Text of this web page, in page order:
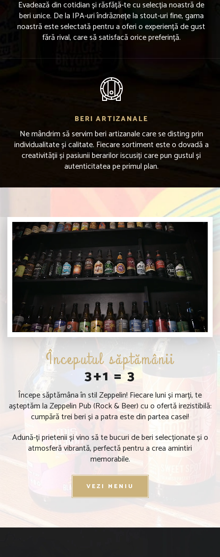
Evadează din cotidian și răsfăță-te cu selecția noastră de
beri unice. De la IPA-uri îndrăznețe la stout-uri fine, gama
noastră este selectată pentru a oferi o experiență de gust
fără rival, care să satisfacă orice preferință.
BERI ARTIZANALE
Ne mândrim să servim beri artizanale care se disting prin
individualitate și calitate. Fiecare sortiment este o dovadă a
creativității și pasiunii berarilor iscusiți care pun gustul și
autenticitatea pe primul plan.
Începutul săptămânii
3+1 = 3
Începe săptămâna în stil Zeppelin! Fiecare luni și marți, te
așteptăm la Zeppelin Pub (Rock & Beer) cu o ofertă irezistibilă:
cumpără trei beri și a patra este din partea casei!
Adună-ți prietenii și vino să te bucuri de beri selecționate și o
atmosferă vibrantă, perfectă pentru a crea amintiri
memorabile.
VEZI MENIU